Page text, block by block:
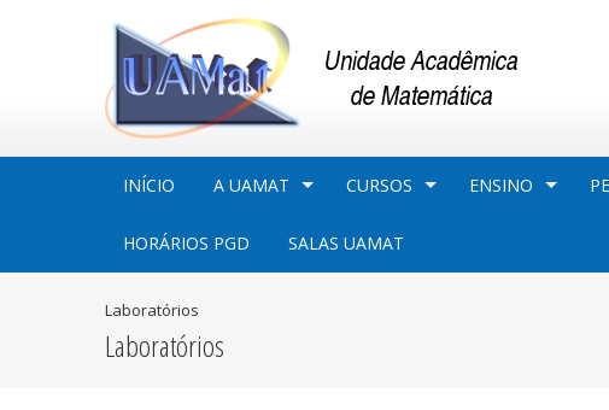
INÍCIO A UAMAT CURSOS ENSINO
HORÁRIOS PGD SALAS UAMAT
Laboratórios
Laboratórios